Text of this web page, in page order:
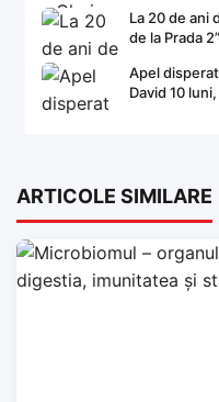
La 20 de ani
de la Prada
Apel
David 10
ARTICOLE SIMILARE